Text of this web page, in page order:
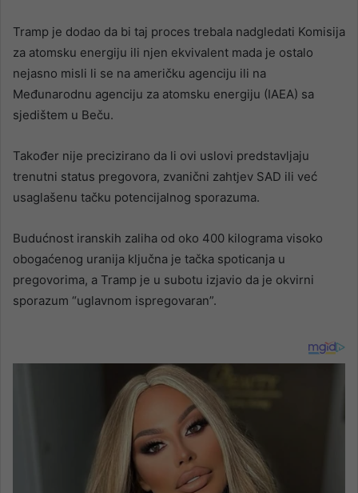
Tramp je dodao da bi taj proces trebala nadgledati Komisija
za atomsku energiju ili njen ekvivalent mada je ostalo
nejasno misli li se na američku agenciju ili na
Međunarodnu agenciju za atomsku energiju (IAEA) sa
sjedištem u Beču.
Također nije precizirano da li ovi uslovi predstavljaju
trenutni status pregovora, zvanični zahtjev SAD ili već
usaglašenu tačku potencijalnog sporazuma.
Budućnost iranskih zaliha od oko 400 kilograma visoko
obogaćenog uranija ključna je tačka spoticanja u
pregovorima, a Tramp je u subotu izjavio da je okvirni
sporazum “uglavnom ispregovaran”.